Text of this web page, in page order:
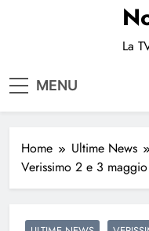
La
MENU
Home
Ultime News
Verissimo 2 e 3